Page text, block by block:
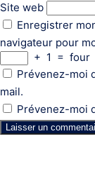
Site web
Enregistrer
navigateur pour
+ 1 = four
Prévenez-moi
mail.
Prévenez-moi